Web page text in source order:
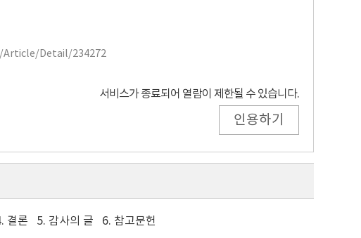
Detail/234272
서비스가 종료되어 열람이 제한될 수 있습니다.
인용하기
론 5. 감사의 글 6. 참고문헌